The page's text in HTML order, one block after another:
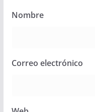
Nombre
Correo electrónico